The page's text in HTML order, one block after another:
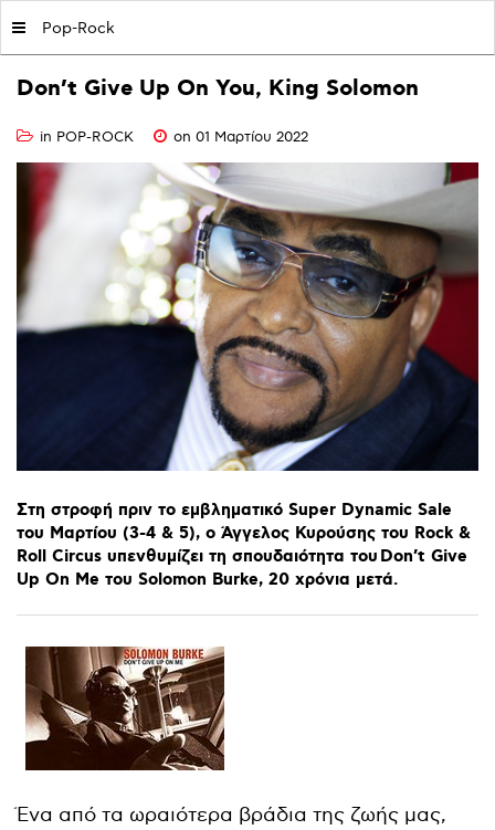
Pop-Rock
Don’t Give Up On You, King Solomon
in POP-ROCK on 01 Μαρτίου 2022
Στη στροφή πριν το εμβληματικό Super Dynamic Sale
του Μαρτίου (3-4 & 5), o Άγγελος Κυρούσης του Rock &
Roll Circus υπενθυμίζει τη σπουδαιότητα του Don’t Give
Up On Me του Solomon Burke, 20 χρόνια μετά.
Ένα από τα ωραιότερα βράδια της ζωής μας,